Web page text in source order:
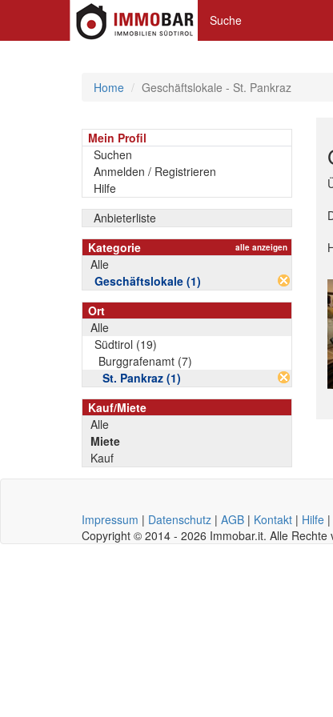
Suche
Home Geschäftslokale - St. Pankraz
Mein Profil
Suchen
Anmelden / Registrieren
Hilfe
Anbieterliste
Kategorie
alle anzeigen
Alle
Geschäftslokale (1)
Ort
Alle
Südtirol (19)
Burggrafenamt (7)
St. Pankraz (1)
Kauf/Miete
Alle
Miete
Kauf
Impressum | Datenschutz | AGB | Kontakt | Hilfe |
Copyright © 2014 - 2026 Immobar.it. Alle